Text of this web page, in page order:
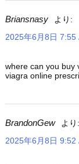
Briansnasy
より:
2025年6月8日 7:55
where can you buy
viagra online
BrandonGew
より:
2025年6月8日 9:52